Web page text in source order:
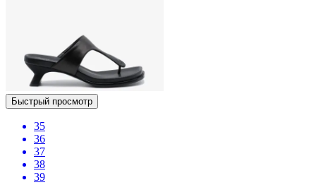
Быстрый просмотр
35
36
37
38
39